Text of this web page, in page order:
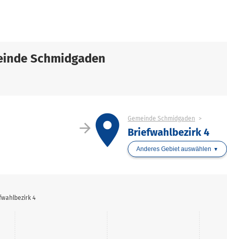
Schmidgaden
arrow_forwardplace Gemeinde Schmidgaden
Briefwahlbezirk 4
Anderes Gebiet auswählen
4